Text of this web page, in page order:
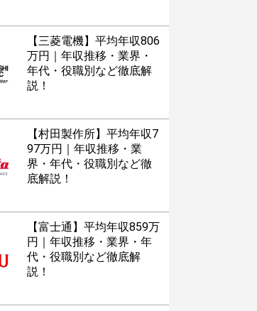
【三菱電機】平均年収806
万円｜年収推移・業界・
年代・役職別など徹底解
説！
【村田製作所】平均年収7
97万円｜年収推移・業
界・年代・役職別など徹
底解説！
【富士通】平均年収859万
円｜年収推移・業界・年
代・役職別など徹底解
説！